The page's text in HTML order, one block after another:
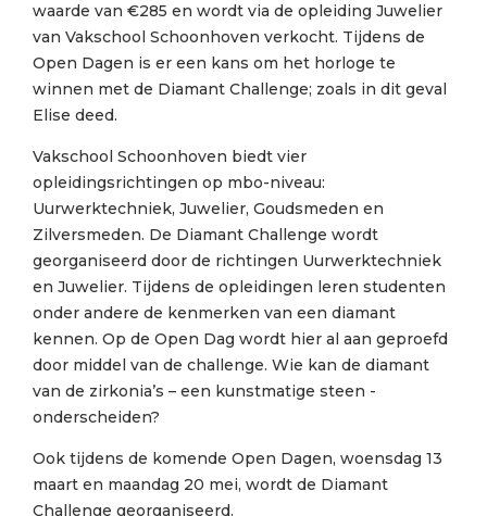
waarde van €285 en wordt via de opleiding Juwelier
van Vakschool Schoonhoven verkocht. Tijdens de
Open Dagen is er een kans om het horloge te
winnen met de Diamant Challenge; zoals in dit geval
Elise deed.
Vakschool Schoonhoven biedt vier
opleidingsrichtingen op mbo-niveau:
Uurwerktechniek, Juwelier, Goudsmeden en
Zilversmeden. De Diamant Challenge wordt
georganiseerd door de richtingen Uurwerktechniek
en Juwelier. Tijdens de opleidingen leren studenten
onder andere de kenmerken van een diamant
kennen. Op de Open Dag wordt hier al aan geproefd
door middel van de challenge. Wie kan de diamant
van de zirkonia’s – een kunstmatige steen -
onderscheiden?
Ook tijdens de komende Open Dagen, woensdag 13
maart en maandag 20 mei, wordt de Diamant
Challenge georganiseerd.